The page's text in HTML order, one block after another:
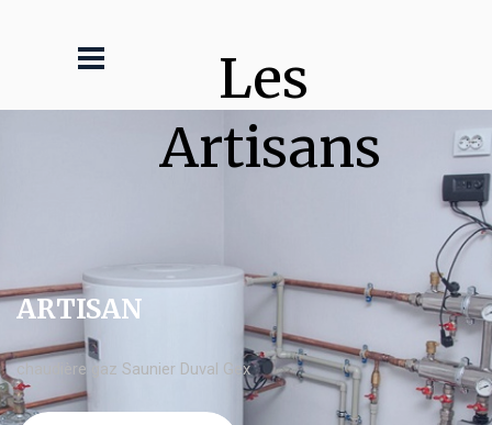
Les
Artisans
ARTISAN
chaudière gaz Saunier Duval Gex